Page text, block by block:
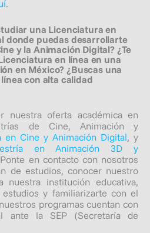
.
una Licenciatura en
donde puedas desarrollarte
y la Animación Digital? ¿Te
en línea en una
en México? ¿Buscas una
con alta calidad
nuestra oferta académica en
de Cine, Animación y
en Cine y Animación Digital, y
en Animación 3D y
Ponte en contacto con nosotros
de estudios, conocer nuestro
nuestra institución educativa,
y familiarizarte con el
programas cuentan con
ante la SEP (Secretaría de